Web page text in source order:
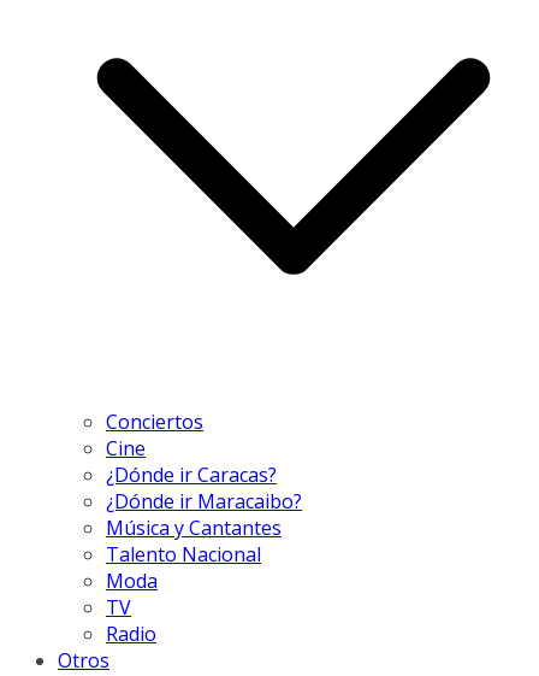
Conciertos
Cine
¿Dónde ir Caracas?
¿Dónde ir Maracaibo?
Música y Cantantes
Talento Nacional
Moda
TV
Radio
Otros